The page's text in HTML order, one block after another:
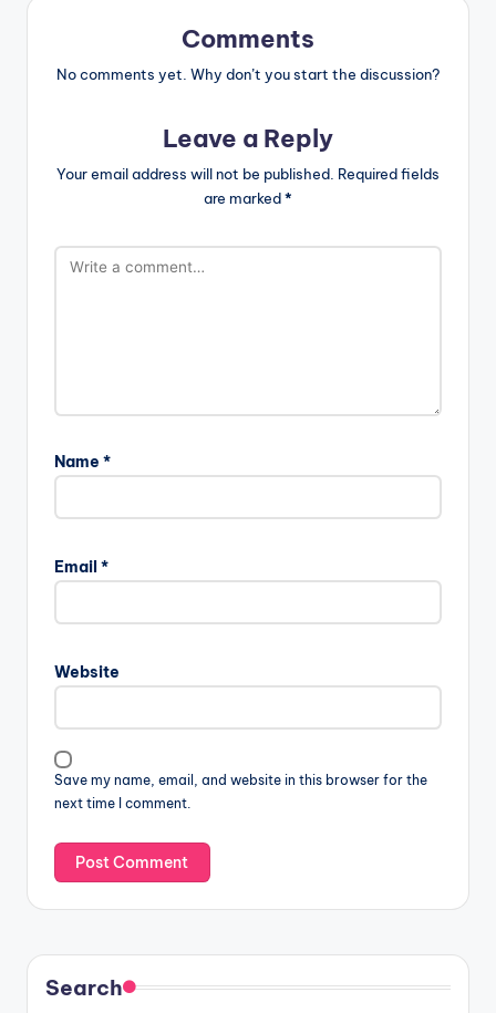
Comments
No comments yet. Why don’t you start the discussion?
Leave a Reply
Your email address will not be published. Required fields
are marked*
Name *
Email *
Website
Save my name, email, and website in this browser for the
next time I comment.
Search